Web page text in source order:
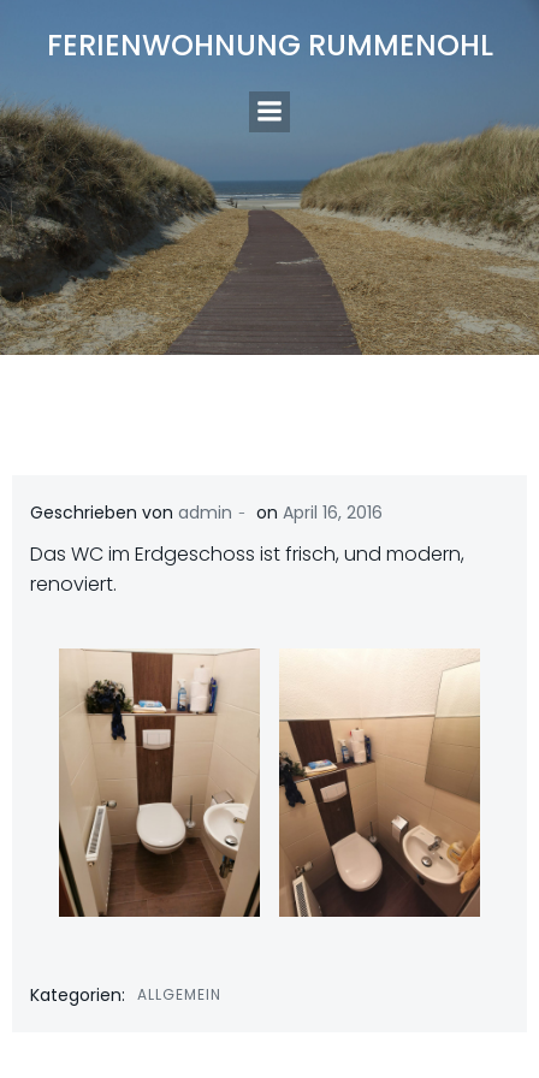
Inhalt
FERIENWOHNUNG RUMMENOHL
Geschrieben von admin - on April 16, 2016
Das WC im Erdgeschoss ist frisch, und modern,
renoviert.
Kategorien: ALLGEMEIN